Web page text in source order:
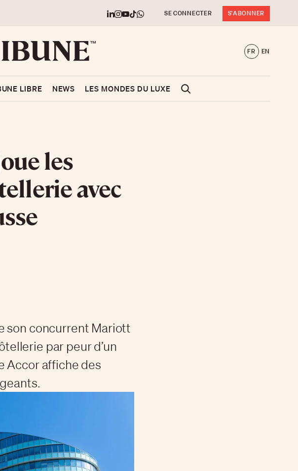
SE CONNECTER S'ABONNER
FR EN
LIBRE NEWS LES MONDES DU LUXE
les
avec
son concurrent Mariott
par peur d’un
Accor affiche des